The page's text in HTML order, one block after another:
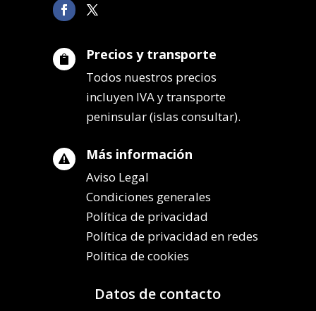
 Precios y transporte
Todos nuestros precios
incluyen IVA y transporte
peninsular (islas consultar).
 Más información
Aviso Legal
Condiciones generales
Política de privacidad
Política de privacidad en redes
Política de cookies
Datos de contacto